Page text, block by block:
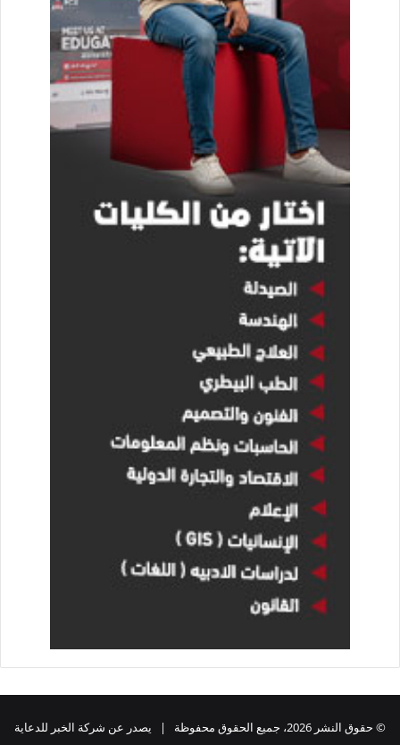
© حقوق النشر 2026، جميع الحقوق محفوظة | يصدر عن شركة الخبر للدعاية